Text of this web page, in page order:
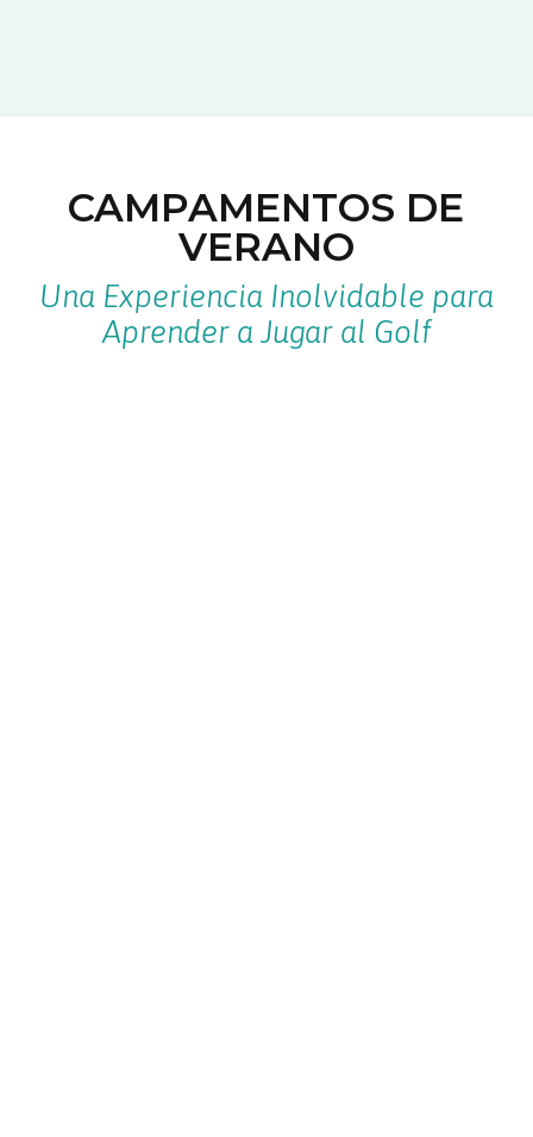
CAMPAMENTOS DE
VERANO
Una Experiencia Inolvidable para
Aprender a Jugar al Golf